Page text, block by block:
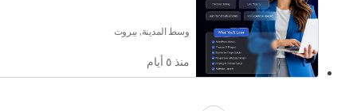
وسط المدينة, بيروت
منذ ٥ أيام